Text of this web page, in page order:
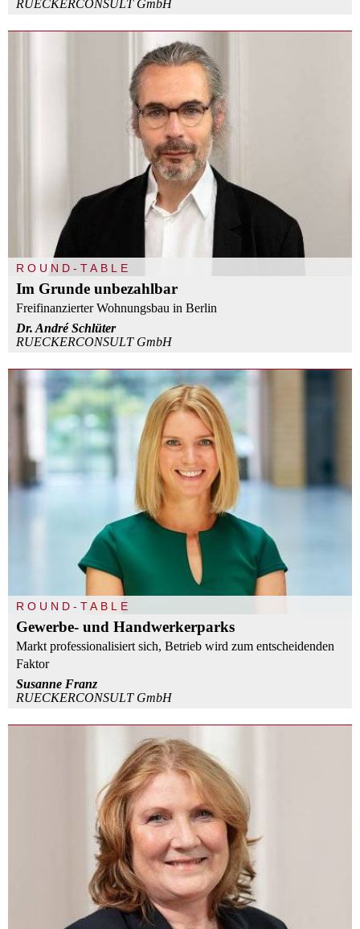
RUECKERCONSULT GmbH
ROUND-TABLE
Im Grunde unbezahlbar
Freifinanzierter Wohnungsbau in Berlin
Dr. André Schlüter
RUECKERCONSULT GmbH
ROUND-TABLE
Gewerbe- und Handwerkerparks
Markt professionalisiert sich, Betrieb wird zum entscheidenden
Faktor
Susanne Franz
RUECKERCONSULT GmbH